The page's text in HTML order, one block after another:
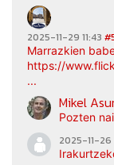
2025-11-29 11:43
Marrazkien
https://
...
Mikel
Pozten
2025-11-26